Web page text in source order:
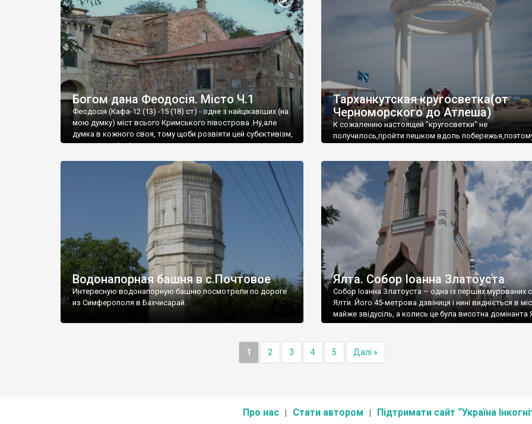
Богом дана Феодосія. Місто Ч.1
Феодосія (Кафа-12 (13) -15 (18) ст) - одне з найцікавіших (на
мою думку) міст всього Кримського півострова .Ну,але
думка в кожного своя, тому щоби розвіяти цей субєктивізм,
запрошую відвідати це
Тарханкутская кругосветка(от
Черноморского до Атлеша)
К сожалению настоящей "кругосветки" не
получилось,пройти пешком вдоль
Водонапорная башня в с.Почтовое
Интересную водонапорную башню посмотрели по дороге
из Симферополя в Бахчисарай.
Ялта. Собор Іоанна Златоуста
Собор Іоанна Златоуста – одна із перших мурованих
Ялти. Його 45-метрова дзвіниця і нині видніється в
майже звідусіль, а колись це була висотна домінанта
1 2 3 4 5 Далі »
Про нас Стати автором Підтримати сайт “Україна